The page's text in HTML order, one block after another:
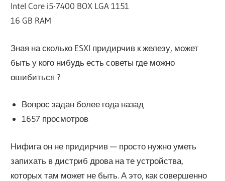
Intel Core i5-7400 BOX LGA 1151
16 GB RAM
Зная на сколько ESXI придирчив к железу, может
быть у кого нибудь есть советы где можно
ошибиться ?
Вопрос задан более года назад
1657 просмотров
Нифига он не придирчив — просто нужно уметь
запихать в дистриб дрова на те устройства,
которых там может не быть. А это, как совершенно